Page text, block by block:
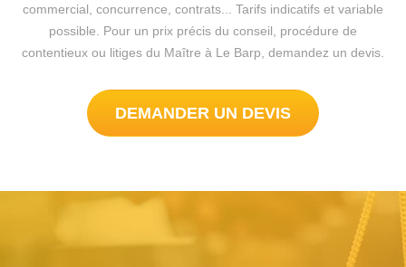
commercial, concurrence, contrats... Tarifs indicatifs et variable
possible. Pour un prix précis du conseil, procédure de
contentieux ou litiges du Maître à Le Barp, demandez un devis.
DEMANDER UN DEVIS